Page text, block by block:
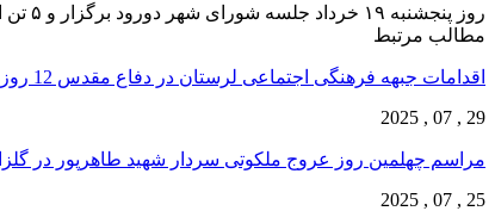
روز پنجشنبه ١٩ خرداد جلسه شورای شهر دورود برگزار و ۵ تن از اعضای شورای شهر رای به برکناری رحیم جافری از شهرداری دورود دادند.
مطالب مرتبط
اقدامات جبهه فرهنگی اجتماعی لرستان در دفاع مقدس 12 روزه
29 , 07 , 2025
مراسم چهلمین روز عروج ملکوتی سردار شهید طاهرپور در
25 , 07 , 2025